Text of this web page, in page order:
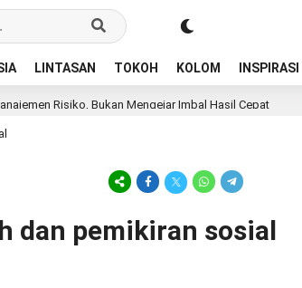
LINTASAN TOKOH KOLOM INSPIRASI
Risiko, Bukan Mengejar Imbal Hasil Cepat
dan pemikiran sosial